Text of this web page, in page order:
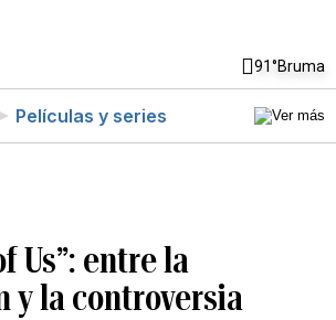
91°Bruma
Películas y series
Us”: entre la
y la controversia